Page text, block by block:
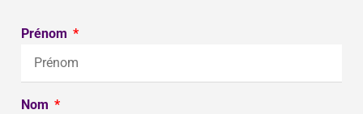
Prénom
Nom